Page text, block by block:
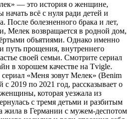
— это история о женщине,
начать всё с нуля ради детей и
После болезненного брака и лет,
Мелек возвращается в родной дом,
объятиями. Однако именно
путь прощения, внутреннего
своей семьи. Смотрите сериал
в хорошем качестве на Tvigle.
«Меня зовут Мелек» (Benim
2019 по 2021 год, рассказывает о
которая уезжала из
с тремя детьми и разбитым
жила в Германии с мужем-деспотом